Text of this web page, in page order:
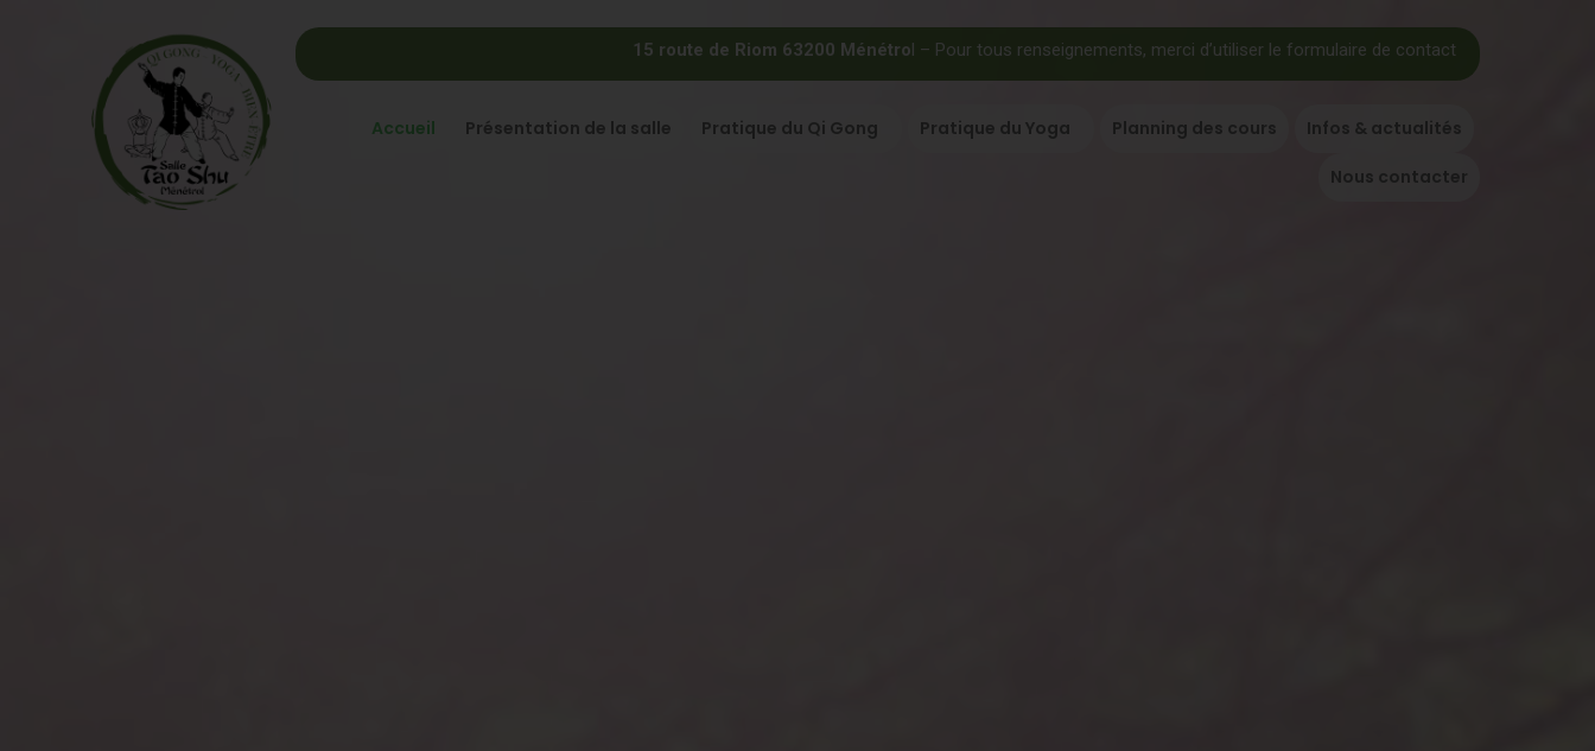
15 route de Riom 63200 Ménétro l – Pour tous renseignements, merci d’utiliser le formulaire de contact
Accueil Présentation de la salle Pratique du Qi Gong Pratique du Yoga Planning des cours Infos & actualités
Nous contacter